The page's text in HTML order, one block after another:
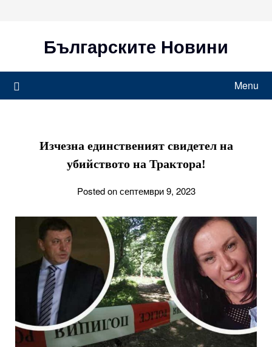
Българските Новини
Menu
Изчезна единственият свидетел на
убийството на Трактора!
Posted on септември 9, 2023